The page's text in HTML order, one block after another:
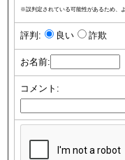
※誤判定されている可能性があるため、
評判: 良い 詐欺
お名前:
コメント: